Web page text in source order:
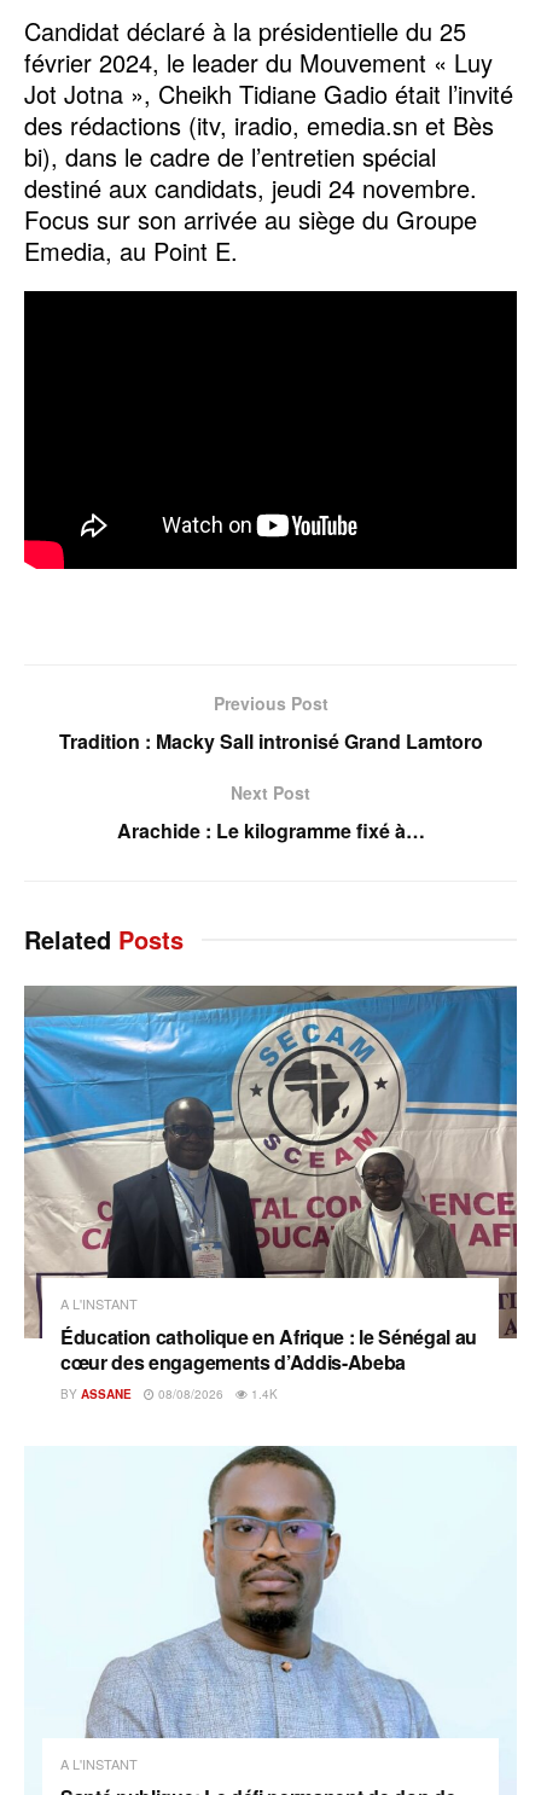
Candidat déclaré à la présidentielle du 25
février 2024, le leader du Mouvement « Luy
Jot Jotna », Cheikh Tidiane Gadio était l’invité
des rédactions (itv, iradio, emedia.sn et Bès
bi), dans le cadre de l’entretien spécial
destiné aux candidats, jeudi 24 novembre.
Focus sur son arrivée au siège du Groupe
Emedia, au Point E.
Previous Post
Tradition : Macky Sall intronisé Grand Lamtoro
Next Post
Arachide : Le kilogramme fixé à…
Related Posts
A L'INSTANT
Éducation catholique en Afrique : le Sénégal au
cœur des engagements d’Addis-Abeba
BY ASSANE 08/08/2026 1.4K
A L'INSTANT